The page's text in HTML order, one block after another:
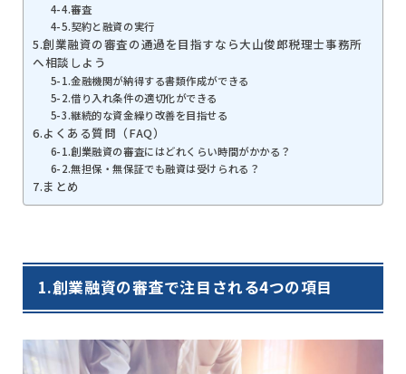
4-4.審査
4-5.契約と融資の実行
5.創業融資の審査の通過を目指すなら大山俊郎税理士事務所
へ相談しよう
5-1.金融機関が納得する書類作成ができる
5-2.借り入れ条件の適切化ができる
5-3.継続的な資金繰り改善を目指せる
6.よくある質問（FAQ）
6-1.創業融資の審査にはどれくらい時間がかかる？
6-2.無担保・無保証でも融資は受けられる？
7.まとめ
1.創業融資の審査で注目される4つの項目